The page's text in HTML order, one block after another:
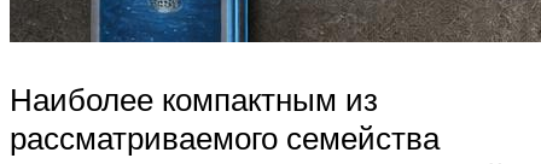
Наиболее компактным из
рассматриваемого семейства